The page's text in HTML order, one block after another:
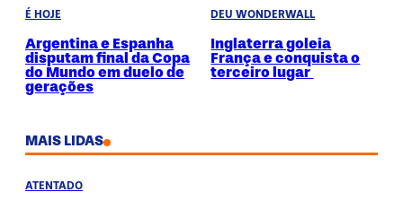
É HOJE
Argentina e Espanha
disputam final da Copa
do Mundo em duelo de
gerações
DEU WONDERWALL
Inglaterra goleia
França e conquista o
terceiro lugar
MAIS LIDAS
ATENTADO